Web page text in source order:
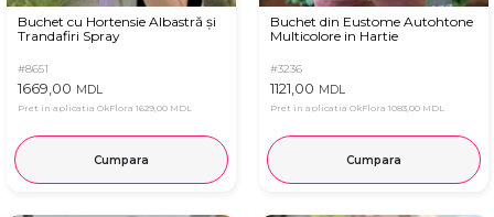
Buchet cu Hortensie Albastră și
Trandafiri Spray
#8651
1669,00 MDL
Pret in aplicatia OkFlora 1629,00 MDL
Cumpara
Buchet din Eustome Autohtone
Multicolore in Hartie
#3236
1121,00 MDL
Pret in aplicatia OkFlora 1083,00 MDL
Cumpara